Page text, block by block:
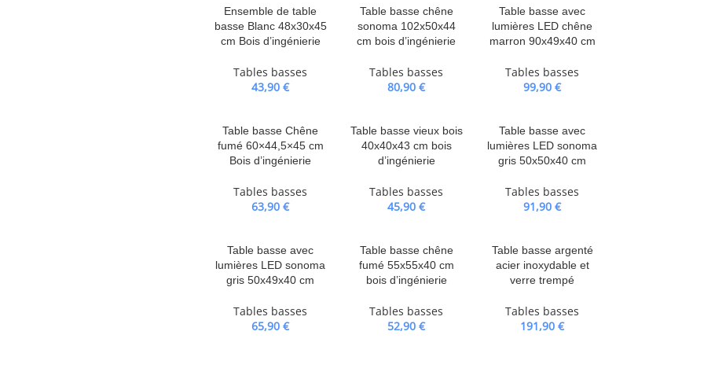
Ensemble de table
basse Blanc 48x30x45
cm Bois d’ingénierie
Tables basses
43,90€
Table basse chêne
sonoma 102x50x44
cm bois d’ingénierie
Tables basses
80,90€
Table basse avec
lumières LED chêne
marron 90x49x40 cm
Tables basses
99,90€
Table basse Chêne
fumé 60×44,5×45 cm
Bois d’ingénierie
Tables basses
63,90€
Table basse vieux bois
40x40x43 cm bois
d’ingénierie
Tables basses
45,90€
Table basse avec
lumières LED sonoma
gris 50x50x40 cm
Tables basses
91,90€
Table basse avec
lumières LED sonoma
gris 50x49x40 cm
Tables basses
65,90€
Table basse chêne
fumé 55x55x40 cm
bois d’ingénierie
Tables basses
52,90€
Table basse argenté
acier inoxydable et
verre trempé
Tables basses
191,90€